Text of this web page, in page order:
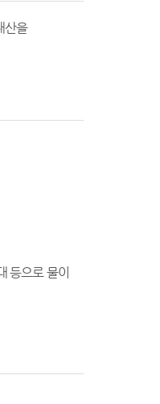
산을
등으로 물이